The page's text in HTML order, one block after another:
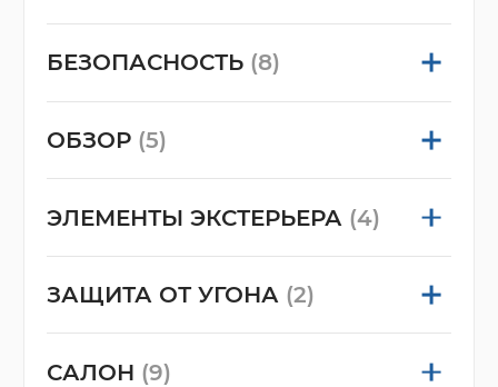
БЕЗОПАСНОСТЬ (8)
ОБЗОР (5)
ЭЛЕМЕНТЫ ЭКСТЕРЬЕРА (4)
ЗАЩИТА ОТ УГОНА (2)
САЛОН (9)